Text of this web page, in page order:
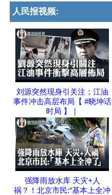
人民报视频:
刘源突然现身引关注；江油
事件冲击高层布局【 #晓坤话
时局 】｜
强降雨放水库 天灾+人
祸？！北京市民:“基本上全冲